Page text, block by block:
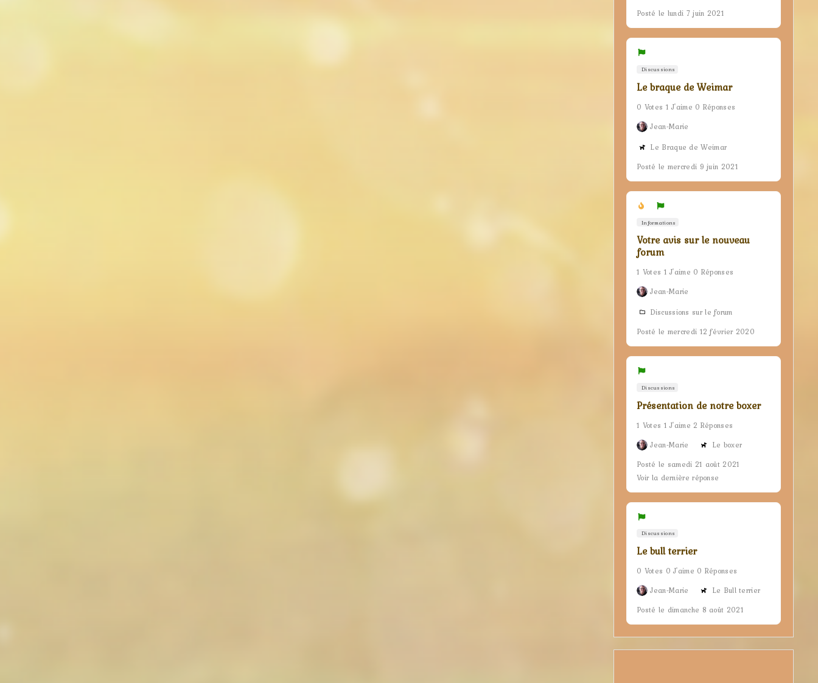
Posté le lundi 7 juin 2021
Discussions
Le braque de Weimar
0 Votes 1 J'aime 0 Réponses
Jean-Marie
Le Braque de Weimar
Posté le mercredi 9 juin 2021
Informations
Votre avis sur le nouveau
forum
1 Votes 1 J'aime 0 Réponses
Jean-Marie
Discussions sur le forum
Posté le mercredi 12 février 2020
Discussions
Présentation de notre boxer
1 Votes 1 J'aime 2 Réponses
Jean-Marie
Le boxer
Posté le samedi 21 août 2021
Voir la dernière réponse
Discussions
Le bull terrier
0 Votes 0 J'aime 0 Réponses
Jean-Marie
Le Bull terrier
Posté le dimanche 8 août 2021